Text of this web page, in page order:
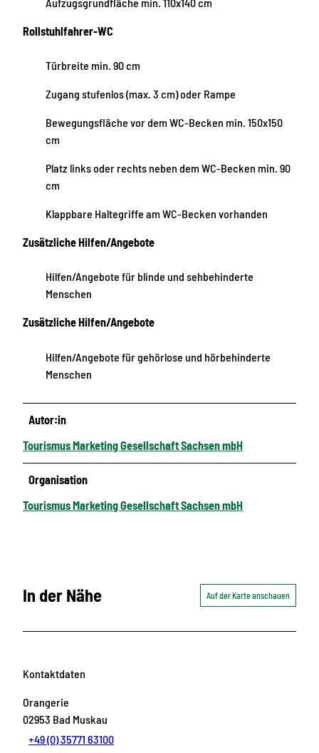
Rollstuhlfahrer-WC
Türbreite min. 90 cm
Zugang stufenlos (max. 3 cm) oder Rampe
Bewegungsfläche vor dem WC-Becken min. 150x150
cm
Platz links oder rechts neben dem WC-Becken min. 90
cm
Klappbare Haltegriffe am WC-Becken vorhanden
Zusätzliche Hilfen/Angebote
Hilfen/Angebote für blinde und sehbehinderte
Menschen
Zusätzliche Hilfen/Angebote
Hilfen/Angebote für gehörlose und hörbehinderte
Menschen
Autor:in
Tourismus Marketing Gesellschaft Sachsen mbH
Organisation
Tourismus Marketing Gesellschaft Sachsen mbH
In der Nähe Auf der Karte anschauen
Kontaktdaten
Orangerie
02953 Bad Muskau
+49 (0) 35771 63100